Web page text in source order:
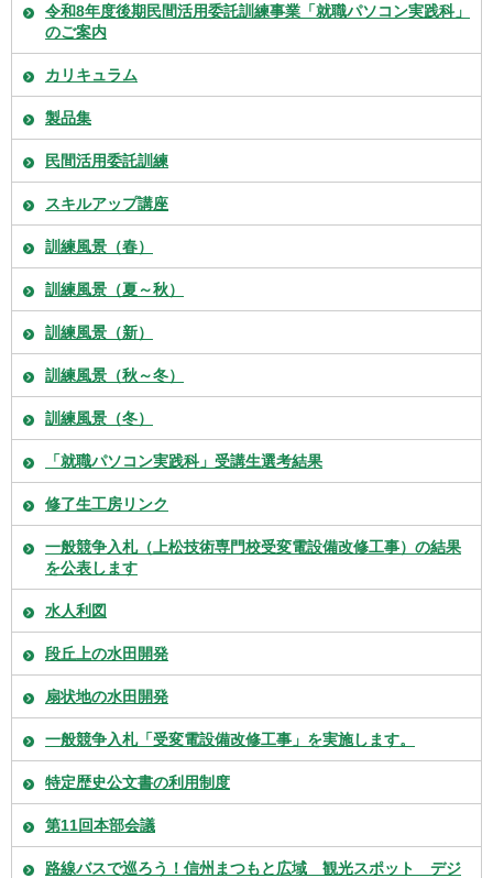
令和8年度後期民間活用委託訓練事業「就職パソコン実践科」
のご案内
カリキュラム
製品集
民間活用委託訓練
スキルアップ講座
訓練風景（春）
訓練風景（夏～秋）
訓練風景（新）
訓練風景（秋～冬）
訓練風景（冬）
「就職パソコン実践科」受講生選考結果
修了生工房リンク
一般競争入札（上松技術専門校受変電設備改修工事）の結果
を公表します
水人利図
段丘上の水田開発
扇状地の水田開発
一般競争入札「受変電設備改修工事」を実施します。
特定歴史公文書の利用制度
第11回本部会議
路線バスで巡ろう！信州まつもと広域 観光スポット デジ